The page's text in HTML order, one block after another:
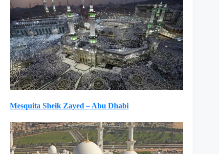
Mesquita Sheik Zayed – Abu Dhabi